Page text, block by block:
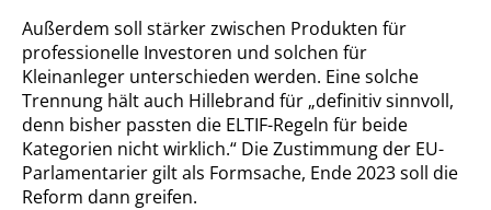
Außerdem soll stärker zwischen Produkten für
professionelle Investoren und solchen für
Kleinanleger unterschieden werden. Eine solche
Trennung hält auch Hillebrand für „definitiv sinnvoll,
denn bisher passten die ELTIF-Regeln für beide
Kategorien nicht wirklich.“ Die Zustimmung der EU-
Parlamentarier gilt als Formsache, Ende 2023 soll die
Reform dann greifen.